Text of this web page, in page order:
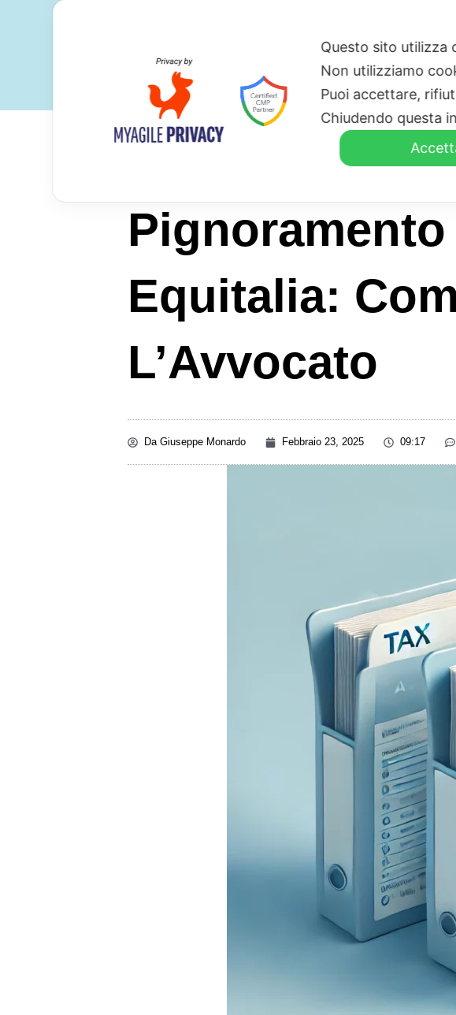
Equitalia:
L’Avvocato
DaGiuseppe Monardo Febbraio 23, 2025 09:17
Questo sito utilizza
Non utilizziamo
Puoi accettare,
Chiudendo questa